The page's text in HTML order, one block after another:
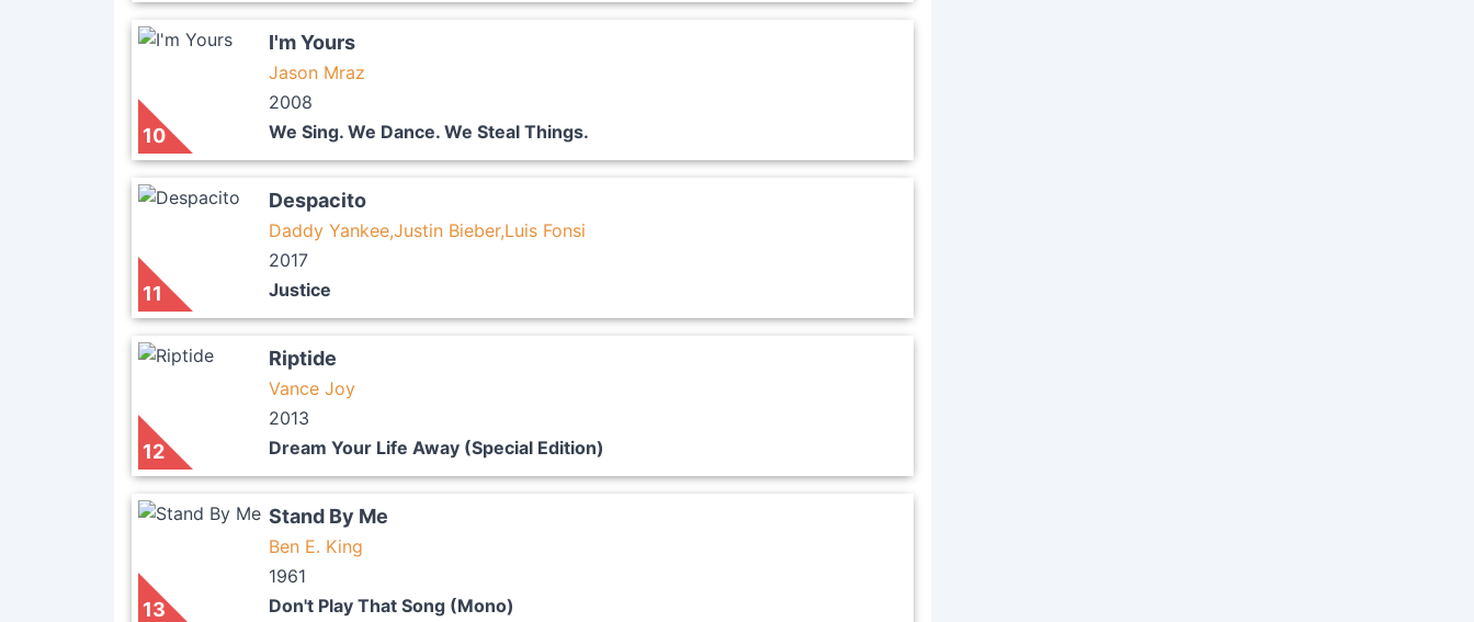
10
I'm Yours
Jason Mraz
2008
We Sing. We Dance. We Steal Things.
11
Despacito
Daddy Yankee,Justin Bieber,Luis Fonsi
2017
Justice
12
Riptide
Vance Joy
2013
Dream Your Life Away (Special Edition)
13
Stand By Me
Ben E. King
1961
Don't Play That Song (Mono)